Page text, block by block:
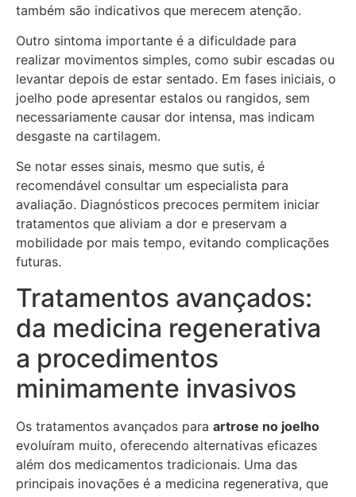
também são indicativos que merecem atenção.
Outro sintoma importante é a dificuldade para
realizar movimentos simples, como subir escadas ou
levantar depois de estar sentado. Em fases iniciais, o
joelho pode apresentar estalos ou rangidos, sem
necessariamente causar dor intensa, mas indicam
desgaste na cartilagem.
Se notar esses sinais, mesmo que sutis, é
recomendável consultar um especialista para
avaliação. Diagnósticos precoces permitem iniciar
tratamentos que aliviam a dor e preservam a
mobilidade por mais tempo, evitando complicações
futuras.
Tratamentos avançados:
da medicina regenerativa
a procedimentos
minimamente invasivos
Os tratamentos avançados para artrose no joelho
evoluíram muito, oferecendo alternativas eficazes
além dos medicamentos tradicionais. Uma das
principais inovações é a medicina regenerativa, que